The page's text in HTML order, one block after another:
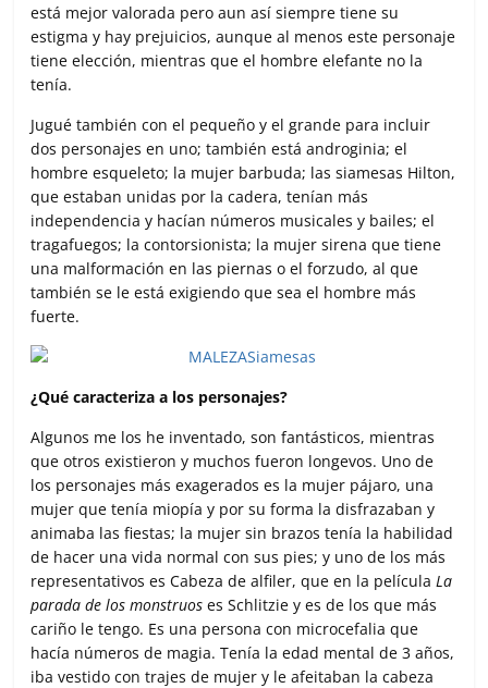
está mejor valorada pero aun así siempre tiene su
estigma y hay prejuicios, aunque al menos este personaje
tiene elección, mientras que el hombre elefante no la
tenía.
Jugué también con el pequeño y el grande para incluir
dos personajes en uno; también está androginia; el
hombre esqueleto; la mujer barbuda; las siamesas Hilton,
que estaban unidas por la cadera, tenían más
independencia y hacían números musicales y bailes; el
tragafuegos; la contorsionista; la mujer sirena que tiene
una malformación en las piernas o el forzudo, al que
también se le está exigiendo que sea el hombre más
fuerte.
¿Qué caracteriza a los personajes?
Algunos me los he inventado, son fantásticos, mientras
que otros existieron y muchos fueron longevos. Uno de
los personajes más exagerados es la mujer pájaro, una
mujer que tenía miopía y por su forma la disfrazaban y
animaba las fiestas; la mujer sin brazos tenía la habilidad
de hacer una vida normal con sus pies; y uno de los más
representativos es Cabeza de alfiler, que en la película La
parada de los monstruos es Schlitzie y es de los que más
cariño le tengo. Es una persona con microcefalia que
hacía números de magia. Tenía la edad mental de 3 años,
iba vestido con trajes de mujer y le afeitaban la cabeza